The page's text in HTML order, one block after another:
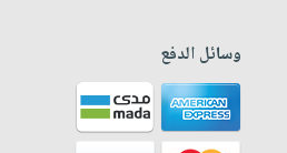
وسائل الدفع